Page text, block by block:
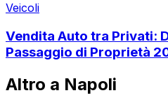
Veicoli
Vendita Auto tra Privati:
Passaggio di Proprietà
Altro a Napoli